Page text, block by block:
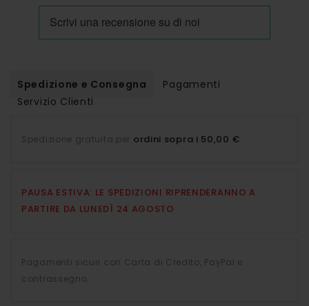
Spedizione e Consegna
Pagamenti
Servizio Clienti
Spedizione gratuita per ordini sopra i 50,00 €
PAUSA ESTIVA: LE SPEDIZIONI RIPRENDERANNO A
PARTIRE DA LUNEDÌ 24 AGOSTO
Pagamenti sicuri con Carta di Credito, PayPal e
contrassegno.